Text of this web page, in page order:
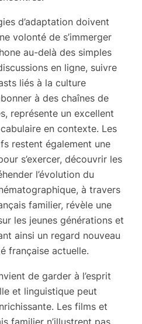
d’adaptation doivent
volonté de s’immerger
au-delà des simples
en ligne, suivre
liés à la culture
à des chaînes de
représente un excellent
en contexte. Les
restent également une
s’exercer, découvrir les
l’évolution du
à travers
familier, révèle une
les jeunes générations et
ainsi un regard nouveau
française actuelle.
de garder à l’esprit
et linguistique peut
Les films et
familier n’illustrent pas